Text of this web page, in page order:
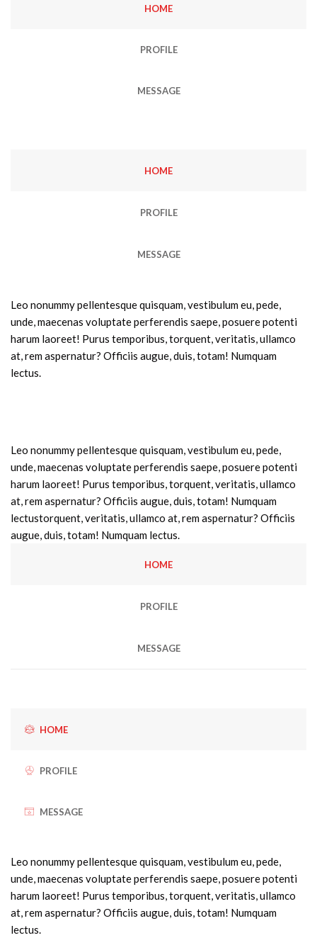
HOME
PROFILE
MESSAGE
HOME
PROFILE
MESSAGE
Leo nonummy pellentesque quisquam, vestibulum eu, pede,
unde, maecenas voluptate perferendis saepe, posuere potenti
harum laoreet! Purus temporibus, torquent, veritatis, ullamco
at, rem aspernatur? Officiis augue, duis, totam! Numquam
lectus.
Leo nonummy pellentesque quisquam, vestibulum eu, pede,
unde, maecenas voluptate perferendis saepe, posuere potenti
harum laoreet! Purus temporibus, torquent, veritatis, ullamco
at, rem aspernatur? Officiis augue, duis, totam! Numquam
lectustorquent, veritatis, ullamco at, rem aspernatur? Officiis
augue, duis, totam! Numquam lectus.
HOME
PROFILE
MESSAGE
HOME
PROFILE
MESSAGE
Leo nonummy pellentesque quisquam, vestibulum eu, pede,
unde, maecenas voluptate perferendis saepe, posuere potenti
harum laoreet! Purus temporibus, torquent, veritatis, ullamco
at, rem aspernatur? Officiis augue, duis, totam! Numquam
lectus.